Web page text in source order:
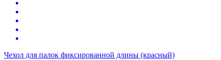
Чехол для палок фиксированной длины (красный)